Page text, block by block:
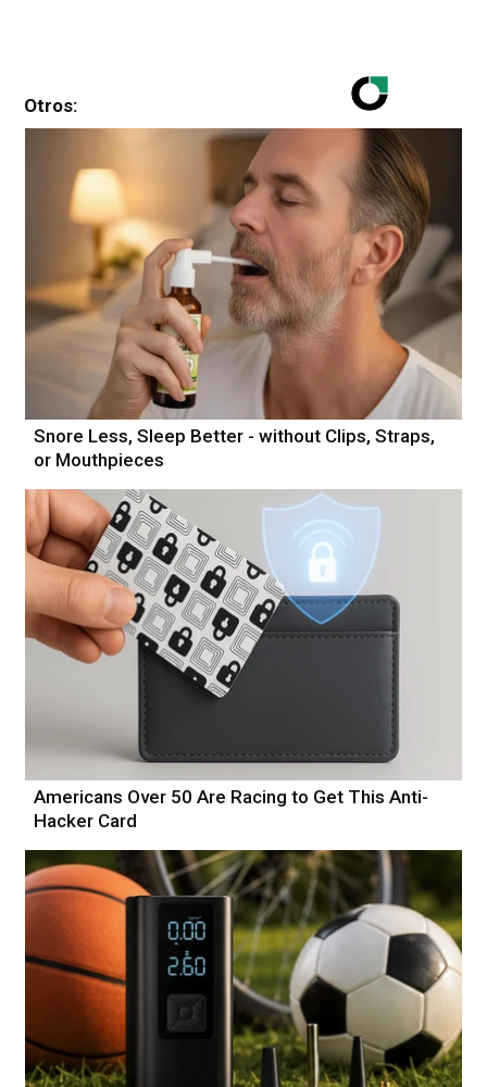
Otros:
Snore Less, Sleep Better - without Clips, Straps,
or Mouthpieces
Americans Over 50 Are Racing to Get This Anti-
Hacker Card